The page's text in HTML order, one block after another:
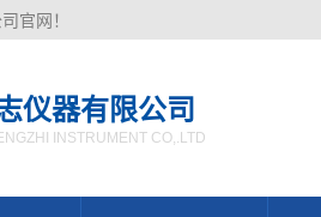
官网！
仪器有限公司
INSTRUMENT CO,.LTD